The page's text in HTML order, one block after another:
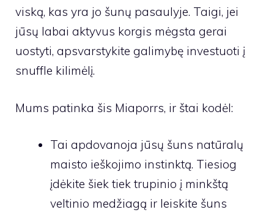
viską, kas yra jo šunų pasaulyje. Taigi, jei
jūsų labai aktyvus korgis mėgsta gerai
uostyti, apsvarstykite galimybę investuoti į
snuffle kilimėlį.
Mums patinka šis Miaporrs, ir štai kodėl:
Tai apdovanoja jūsų šuns natūralų
maisto ieškojimo instinktą. Tiesiog
įdėkite šiek tiek trupinio į minkštą
veltinio medžiagą ir leiskite šuns